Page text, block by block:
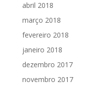
abril 2018
março 2018
fevereiro 2018
janeiro 2018
dezembro 2017
novembro 2017